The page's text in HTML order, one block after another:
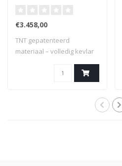
€3.458,00
TNT gepatenteerd
materiaal – volledig kevlar